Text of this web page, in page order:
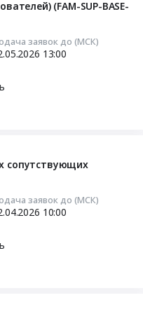
(FAM-SUP-BASE-
заявок до (МСК)
13:00
сопутствующих
заявок до (МСК)
10:00